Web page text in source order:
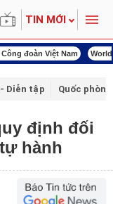
TIN MỚI
đoàn Việt Nam
Diễn tập Quốc phòng
định đối
hành